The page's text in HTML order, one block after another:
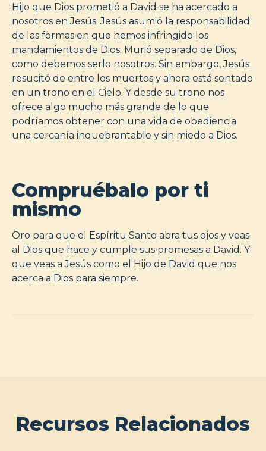
Hijo que Dios prometió a David se ha acercado a
nosotros en Jesús. Jesús asumió la responsabilidad
de las formas en que hemos infringido los
mandamientos de Dios. Murió separado de Dios,
como debemos serlo nosotros. Sin embargo, Jesús
resucitó de entre los muertos y ahora está sentado
en un trono en el Cielo. Y desde su trono nos
ofrece algo mucho más grande de lo que
podríamos obtener con una vida de obediencia:
una cercanía inquebrantable y sin miedo a Dios.
Compruébalo por ti
mismo
Oro para que el Espíritu Santo abra tus ojos y veas
al Dios que hace y cumple sus promesas a David. Y
que veas a Jesús como el Hijo de David que nos
acerca a Dios para siempre.
Recursos Relacionados